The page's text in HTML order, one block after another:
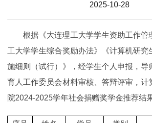
2025-10-28
根据《大连理工大学学生资助工作管
工大学学生综合奖励办法》《计算机研究
施细则（试行）》，经学生个人申报，导
育人工作委员会材料审核、答辩评审，计
院2024-2025学年社会捐赠奖学金推荐结